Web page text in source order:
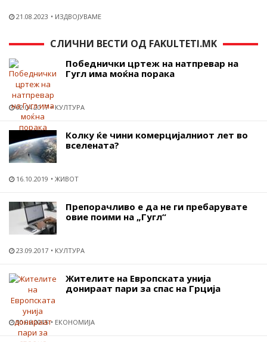
21.08.2023 ИЗДВОЈУВАМЕ
СЛИЧНИ ВЕСТИ ОД FAKULTETI.MK
Победнички цртеж на натпревар на
Гугл има моќна порака
02.04.2017 КУЛТУРА
Колку ќе чини комерцијалниот лет во
вселената?
16.10.2019 ЖИВОТ
Препорачливо е да не ги пребарувате
овие поими на „Гугл“
23.09.2017 КУЛТУРА
Жителите на Европската унија
донираат пари за спас на Грција
30.06.2015 ЕКОНОМИЈА